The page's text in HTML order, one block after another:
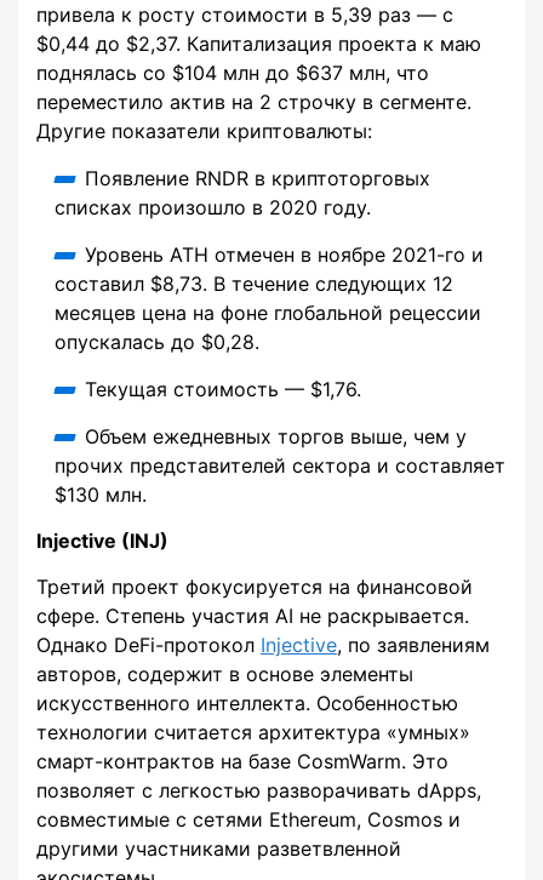
привела к росту стоимости в 5,39 раз — с
$0,44 до $2,37. Капитализация проекта к маю
поднялась со $104 млн до $637 млн, что
переместило актив на 2 строчку в сегменте.
Другие показатели криптовалюты:
Появление RNDR в криптоторговых
списках произошло в 2020 году.
Уровень ATH отмечен в ноябре 2021-го и
составил $8,73. В течение следующих 12
месяцев цена на фоне глобальной рецессии
опускалась до $0,28.
Текущая стоимость — $1,76.
Объем ежедневных торгов выше, чем у
прочих представителей сектора и составляет
$130 млн.
Injective (INJ)
Третий проект фокусируется на финансовой
сфере. Степень участия AI не раскрывается.
Однако DeFi-протокол Injective, по заявлениям
авторов, содержит в основе элементы
искусственного интеллекта. Особенностью
технологии считается архитектура «умных»
смарт-контрактов на базе CosmWarm. Это
позволяет с легкостью разворачивать dApps,
совместимые с сетями Ethereum, Cosmos и
другими участниками разветвленной